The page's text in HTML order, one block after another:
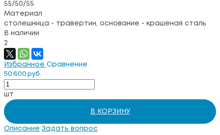
55/50/55
Материал
столешница - травертин, основание - крашеная сталь
В наличии
2
Избранное Сравнение
50 600 руб.
шт
В КОРЗИНУ
Описание Задать вопрос